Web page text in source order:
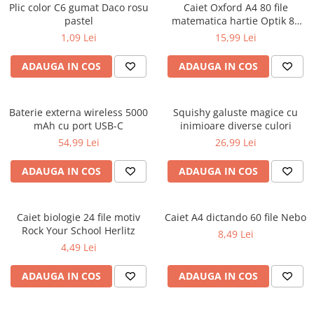
Rucsacuri școlare și casual
Ghiozdane pentru grădinită
Penare
Penare neechipate
Penare tip etui
Acuarele și pensule școlare
Acuarele școlare și Tempera
Pensule școlare
Cărți
Cărți pentru copii
Cărți ilustrate și interactive
Plic color C6 gumat Daco rosu
pastel
1,09 Lei
ADAUGA IN COS
Caiet Oxford A4 80 file
matematica hartie Optik 80
g/mp motiv Teenager
15,99 Lei
ADAUGA IN COS
Baterie externa wireless 5000
mAh cu port USB-C
54,99 Lei
ADAUGA IN COS
Squishy galuste magice cu
inimioare diverse culori
26,99 Lei
ADAUGA IN COS
Caiet biologie 24 file motiv
Rock Your School Herlitz
4,49 Lei
ADAUGA IN COS
Caiet A4 dictando 60 file Nebo
8,49 Lei
ADAUGA IN COS